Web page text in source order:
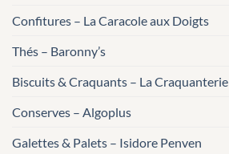
Confitures – La Caracole aux Doigts
Thés – Baronny’s
Biscuits & Craquants – La Craquanterie
Conserves – Algoplus
Galettes & Palets – Isidore Penven